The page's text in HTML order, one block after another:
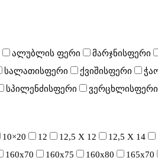
ალუბლის ფერი მარჯნისფერი
სალათისფერი ქვიშისფერი
სპილენძისფერი ვერცხლისფერი
10×20 12 12,5 X 12 12,5 X 14
160x70 160x75 160x80 165x70